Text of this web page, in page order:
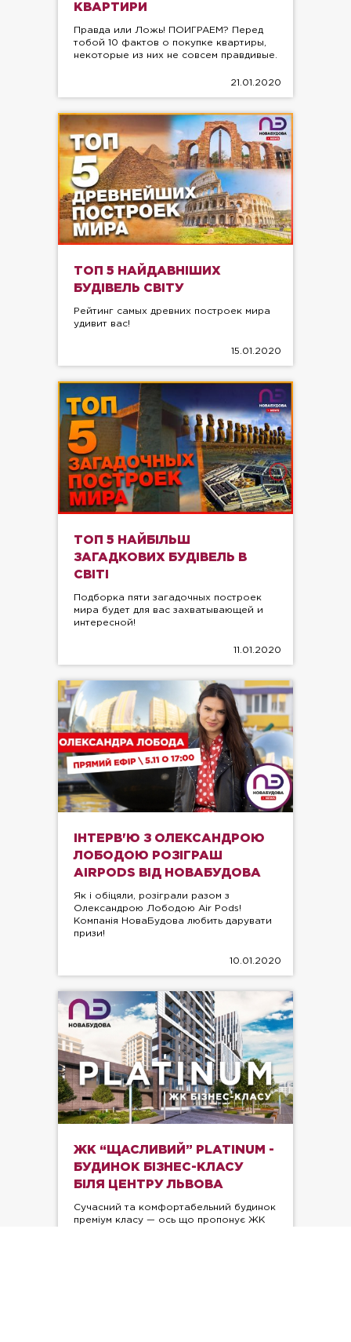
КВАРТИРИ
Правда или Ложь! ПОИГРАЕМ? Перед
тобой 10 фактов о покупке квартиры,
некоторые из них не совсем правдивые.
21.01.2020
ТОП 5 НАЙДАВНІШИХ
БУДІВЕЛЬ СВІТУ
Рейтинг самых древних построек мира
удивит вас!
15.01.2020
ТОП 5 НАЙБІЛЬШ
ЗАГАДКОВИХ БУДІВЕЛЬ В
СВІТІ
Подборка пяти загадочных построек
мира будет для вас захватывающей и
интересной!
11.01.2020
ІНТЕРВ'Ю З ОЛЕКСАНДРОЮ
ЛОБОДОЮ РОЗІГРАШ
AIRPODS ВІД НОВАБУДОВА
Як і обіцяли, розіграли разом з
Олександрою Лободою Air Pods!
Компанія НоваБудова любить дарувати
призи!
10.01.2020
ЖК “ЩАСЛИВИЙ” PLATINUM -
БУДИНОК БІЗНЕС-КЛАСУ
БІЛЯ ЦЕНТРУ ЛЬВОВА
Сучасний та комфортабельний будинок
преміум класу — ось що пропонує ЖК